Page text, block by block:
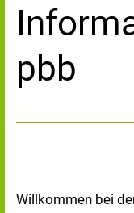
pbb
Willkommen bei